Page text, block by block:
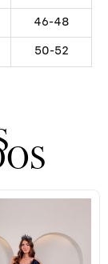
46-48
50-52